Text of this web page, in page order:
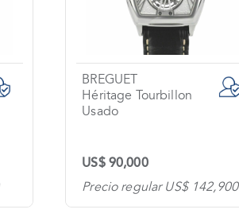
BREGUET
Héritage Tourbillon
Usado
US$ 90,000
Precio regular US$ 142,900